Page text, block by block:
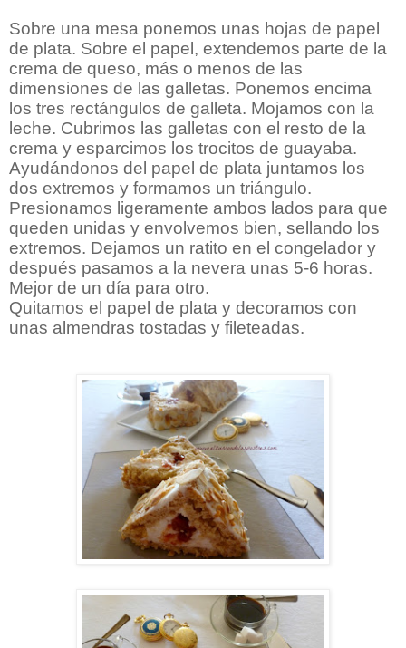
Sobre una mesa ponemos unas hojas de papel
de plata. Sobre el papel, extendemos parte de la
crema de queso, más o menos de las
dimensiones de las galletas. Ponemos encima
los tres rectángulos de galleta. Mojamos con la
leche. Cubrimos las galletas con el resto de la
crema y esparcimos los trocitos de guayaba.
Ayudándonos del papel de plata juntamos los
dos extremos y formamos un triángulo.
Presionamos ligeramente ambos lados para que
queden unidas y envolvemos bien, sellando los
extremos. Dejamos un ratito en el congelador y
después pasamos a la nevera unas 5-6 horas.
Mejor de un día para otro.
Quitamos el papel de plata y decoramos con
unas almendras tostadas y fileteadas.